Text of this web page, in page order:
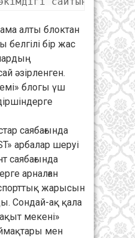
алты блоктан
бір жас
әзірленген.
блогы үш
саябағында
арбалар шеруі
саябағында
арналған
жарысын
Сондай-ақ қала
мекені»
мен